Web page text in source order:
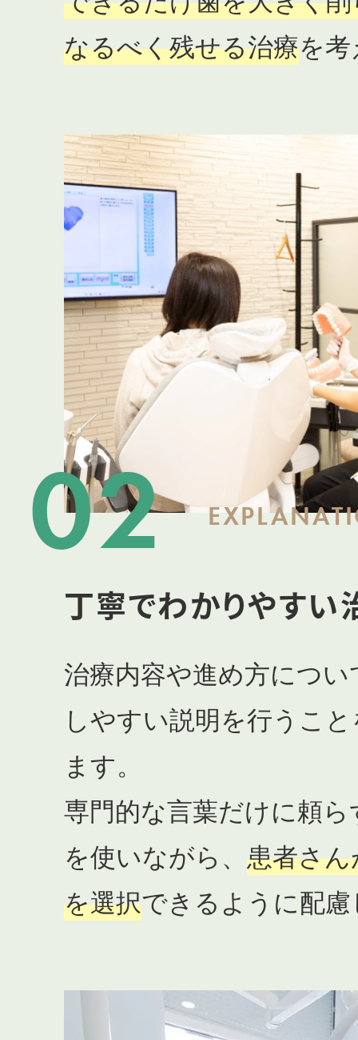
なるべく残せる治療を
02
丁寧でわかりやすい
治療内容や進め方につ
しやすい説明を行うこ
ます。
専門的な言葉だけに頼
を使いながら、 患者さ
を選択できるように配